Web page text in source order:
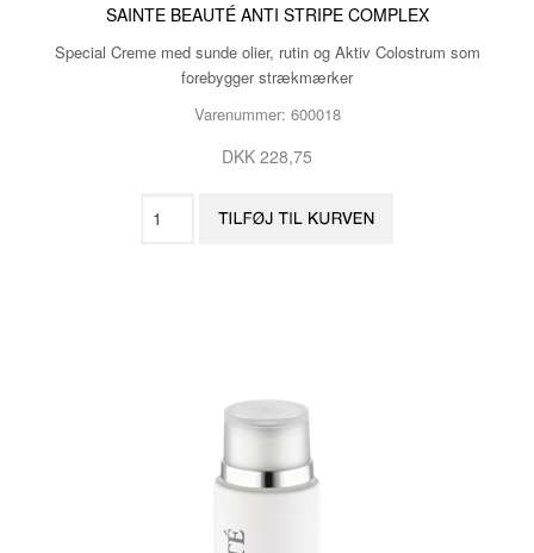
SAINTE BEAUTÉ ANTI STRIPE COMPLEX
Special Creme med sunde olier, rutin og Aktiv Colostrum som
forebygger strækmærker
Varenummer: 600018
DKK 228,75